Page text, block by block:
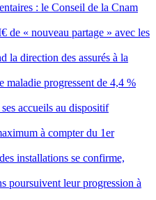
: le Conseil de la Cnam
de « nouveau partage » avec les
la direction des assurés à la
maladie progressent de 4,4 %
accueils au dispositif
à compter du 1er
installations se confirme,
poursuivent leur progression à